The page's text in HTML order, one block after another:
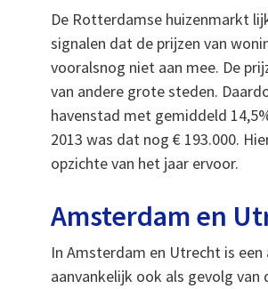
De Rotterdamse huizenmarkt
signalen dat de prijzen van
vooralsnog niet aan mee. De
van andere grote steden.
havenstad met gemiddeld
2013 was dat nog € 193.000.
opzichte van het jaar ervoor.
Amsterdam en
In Amsterdam en Utrecht is
aanvankelijk ook als gevolg